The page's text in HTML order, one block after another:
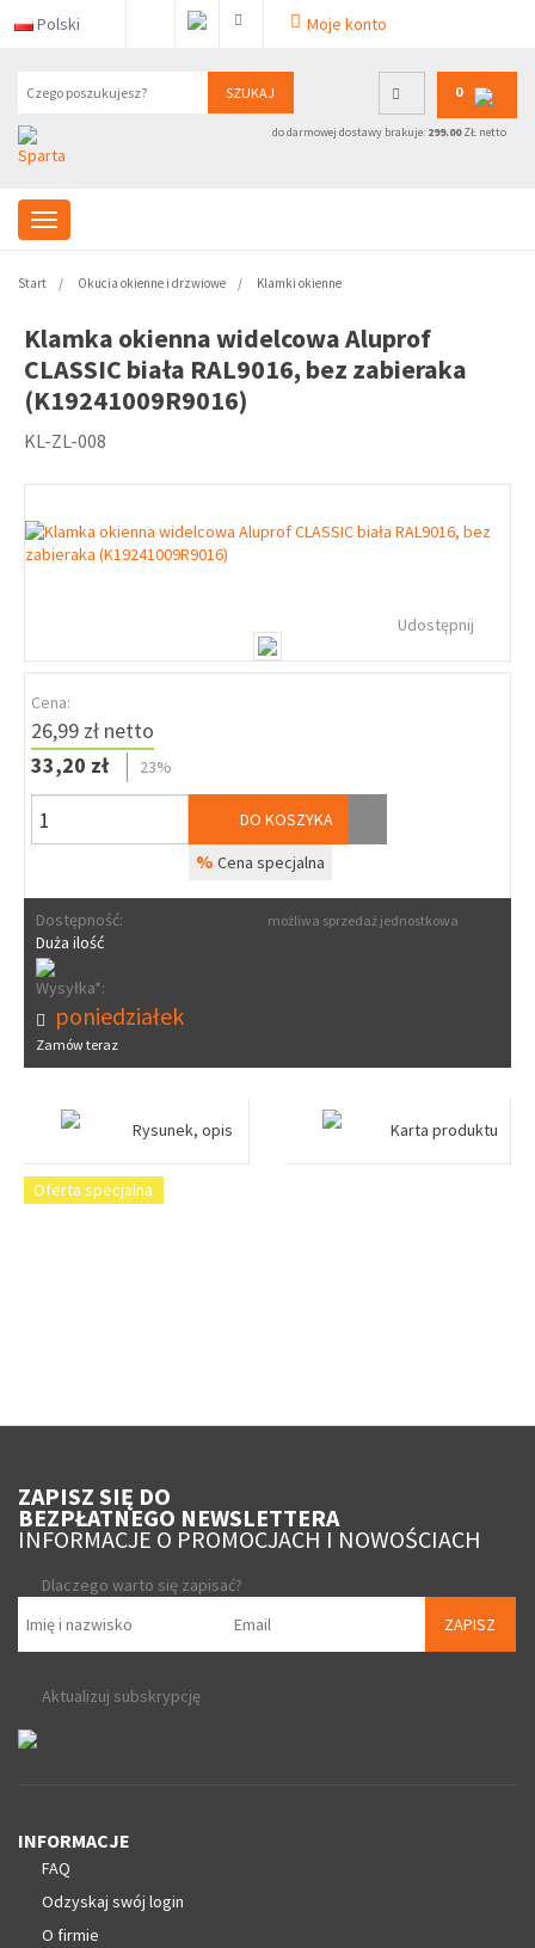
Polski Moje konto
SZUKAJ 0
do darmowej dostawy brakuje: 299.00ZŁ netto
Start Okucia okienne i drzwiowe Klamki okienne
Klamka okienna widelcowa Aluprof
CLASSIC biała RAL9016, bez zabieraka
(K19241009R9016)
KL-ZL-008
Udostępnij
Cena:
26,99 zł netto
33,20 zł
23%
DO KOSZYKA
% Cena specjalna
Dostępność:
Duża ilość
możliwa sprzedaż jednostkowa
Wysyłka*:
poniedziałek
Zamów teraz
Rysunek, opis Karta produktu
Oferta specjalna
ZAPISZ SIĘ DO
BEZPŁATNEGO NEWSLETTERA
INFORMACJE O PROMOCJACH I NOWOŚCIACH
Dlaczego warto się zapisać?
ZAPISZ
Aktualizuj subskrypcję
INFORMACJE
FAQ
Odzyskaj swój login
O firmie